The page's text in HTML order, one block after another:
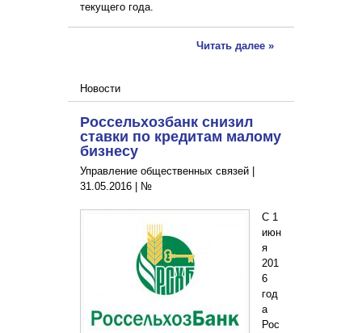
текущего года.
Читать далее »
Новости
Россельхозбанк снизил
ставки по кредитам малому
бизнесу
Управление общественных связей |
31.05.2016
№
С 1
июн
я
201
6
год
а
Рос